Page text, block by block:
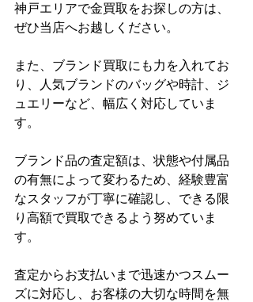
神戸エリアで金買取をお探しの方は、
ぜひ当店へお越しください。
また、ブランド買取にも力を入れてお
り、人気ブランドのバッグや時計、ジ
ュエリーなど、幅広く対応していま
す。
ブランド品の査定額は、状態や付属品
の有無によって変わるため、経験豊富
なスタッフが丁寧に確認し、できる限
り高額で買取できるよう努めていま
す。
査定からお支払いまで迅速かつスムー
ズに対応し、お客様の大切な時間を無